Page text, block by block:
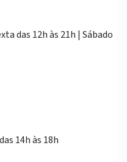
das 12h às 21h | Sábado
14h às 18h